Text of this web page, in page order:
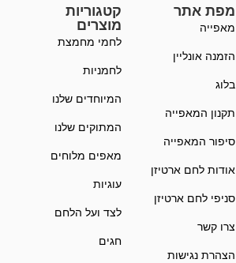
מפת אתר
מאפייה
הזמנה אונליין
בלוג
תקנון המאפייה
סיפור המאפייה
אודות לחם ארטיזן
סניפי לחם ארטיזן
צרו קשר
הצהרת נגישות
קטגוריות
מוצרים
לחמי מחמצת
לחמניות
המיוחדים שלנו
המתוקים שלנו
מאפים מלוחים
עוגיות
לצד ועל הלחם
חגים